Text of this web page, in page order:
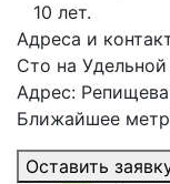
10 лет.
Адреса и
Сто на Удельной
Адрес:
Ближайшее
Оставить